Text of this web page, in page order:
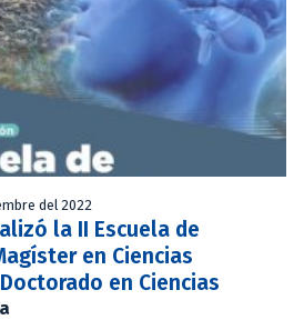
del 2022
la II Escuela de
en Ciencias
en Ciencias